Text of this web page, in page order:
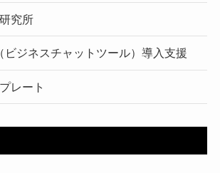
究所
ジネスチャットツール）導入支援
レート